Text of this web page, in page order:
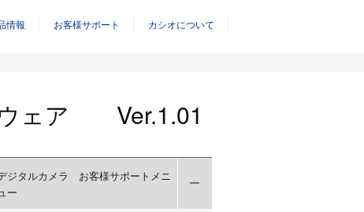
情報 お客様サポート カシオについて
ウェア Ver.1.01
ジタルカメラ お客様サポートメニ
ュー